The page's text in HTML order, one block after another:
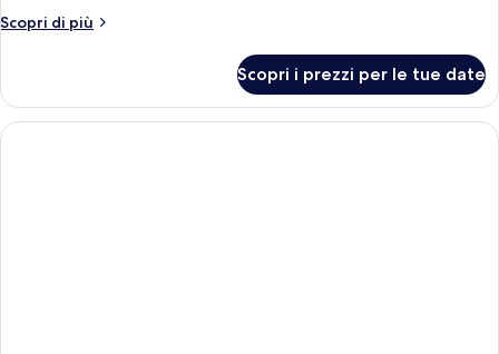
mare
Scopri di più
Altri
doppia,
vista
mare
Scopri i prezzi per le tue date